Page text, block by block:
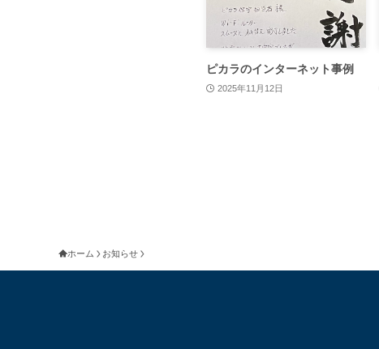
ピカラのインターネット事例
2025年11月12日
ホーム お知らせ